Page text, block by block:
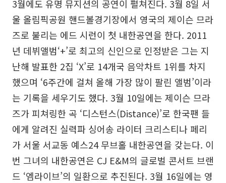
3월에도 유명 뮤지션의 공연이 펼쳐진다. 3월 8일 서
울 올림픽공원 핸드볼경기장에서 영국의 제이슨 므라
즈로 불리는 에드 시런이 첫 내한공연을 한다. 2011
년 데뷔앨범‘+’로 최고의 신인으로 인정받은 그는 지
난해 발표한 2집 ‘X’로 14개국 음악차트 1위를 차지
했으며 ‘6주간에 걸쳐 올해 가장 많이 팔린 앨범’이라
는 기록을 세우기도 했다. 3월 10일에는 제이슨 므라
즈가 피쳐링한 곡 ‘디스턴스(Distance)’로 한국팬 들
에게 알려진 실력파 싱어송 라이터 크리스티나 페리
가 서울 서교동 예스24 무브홀 내한공연을 갖는다. 이
번 그녀의 내한공연은 CJ E&M의 글로벌 콘서트 브랜
드 ‘엠라이브’의 일환으로 추진된다. 3월 16일에는 영